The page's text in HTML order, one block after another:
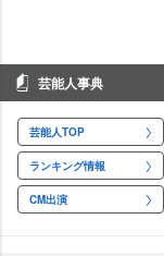
芸能人事典
芸能人TOP
ランキング情報
CM出演